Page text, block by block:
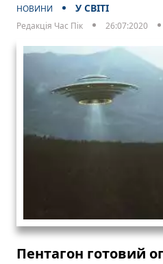
НОВИНИ У СВІТІ
Редакція Час Пік 26:07:2020
Пентагон готовий